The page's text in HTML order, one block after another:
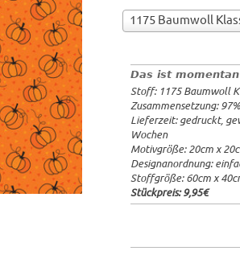
Das ist
Stoff: 1175 Baumwoll
Zusammensetzung:
Lieferzeit: gedruckt,
Wochen
Motivgröße: 20cm x
Designanordnung:
Stoffgröße: 60cm x
Stückpreis:9,95€
1175 Baumwoll
Gewicht:
Lieferzeit:
20x20cm:
60x40cm:
ab 1m:
ab 10m:
ab 50m:
Wähle
Deinen
und
scroll
durch
die
Stoffübersicht
und
suche
Dir
den
Stoff
dem